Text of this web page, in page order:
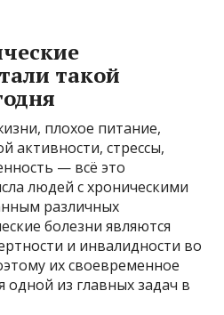
такой
плохое питание,
активности, стрессы,
— всё это
людей с хроническими
различных
болезни являются
и инвалидности во
их своевременное
одной из главных задач в